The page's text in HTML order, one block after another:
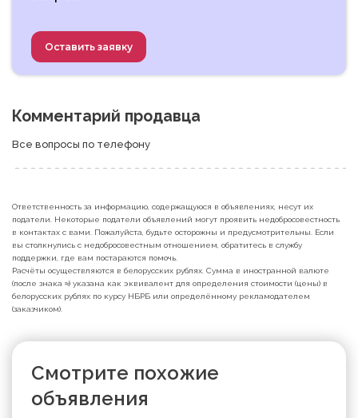
Оставить заявку
Комментарий продавца
Все вопросы по телефону
Ответственность за информацию, содержащуюся в объявлениях, несут их
податели. Некоторые податели объявлений могут проявить недобросовестность
в контактах с вами. Пожалуйста, будьте осторожны и предусмотрительны. Если
вы столкнулись с недобросовестным отношением, обратитесь в службу
поддержки, где вам постараются помочь.
Расчёты осуществляются в белорусских рублях. Сумма в иностранной валюте
(после знака ≈) указана как эквивалент для определения стоимости (цены) в
белорусских рублях по курсу НБРБ или определённому рекламодателем
(заказчиком).
Смотрите похожие
объявления